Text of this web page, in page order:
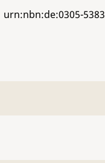
urn:nbn:de:0305-5383